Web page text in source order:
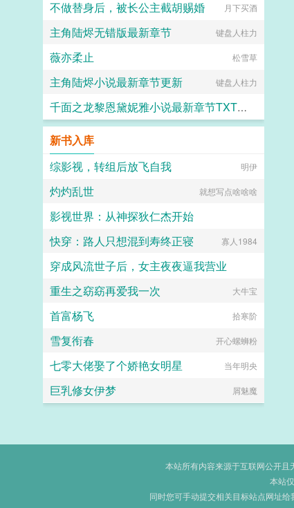
不做替身后，被长公主截胡赐婚 月下买酒
主角陆烬无错版最新章节 键盘人柱力
薇亦柔止 松雪草
主角陆烬小说最新章节更新 键盘人柱力
千面之龙黎恩黛妮雅小说最新章节TXT下载
新书入库
综影视，转组后放飞自我
明伊
灼灼乱世 就想写点啥啥啥
影视世界：从神探狄仁杰开始
爱吃香菜的丑丑鱼
快穿：路人只想混到寿终正寝 寡人1984
穿成风流世子后，女主夜夜逼我营业
键盘练习生
重生之窈窈再爱我一次 大牛宝
首富杨飞 拾寒阶
雪复衔春 开心螺蛳粉
七零大佬娶了个娇艳女明星 当年明央
巨乳修女伊梦 屑魅魔
本站所有内容来源于互联网公开且
本站
同时您可手动提交相关目标站点网址